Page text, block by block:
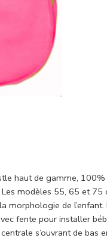
haut de gamme,
modèles 55, 65 et
morphologie de
fente pour installer
s’ouvrant de bas